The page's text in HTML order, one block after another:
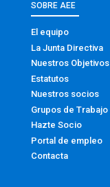
SOBRE AEE
El equipo
La Junta Directiva
Nuestros Objetivos
Estatutos
Nuestros socios
Grupos de Trabajo
Hazte Socio
Portal de empleo
Contacta